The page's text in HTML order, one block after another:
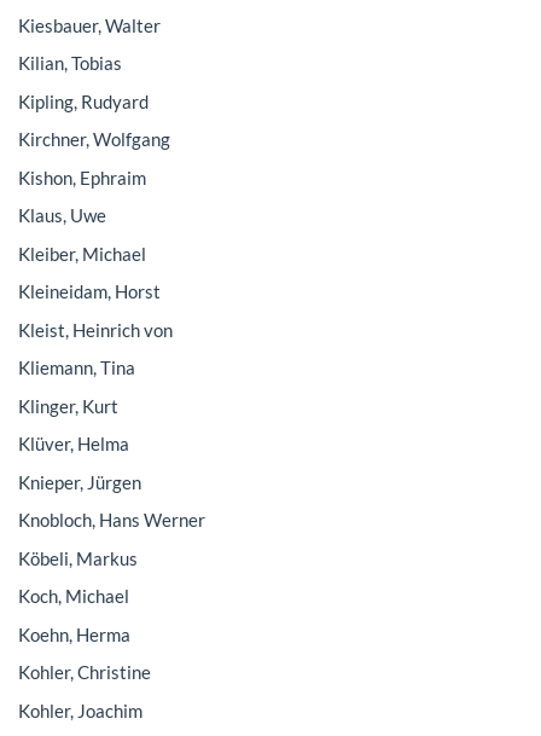
Kiesbauer, Walter
Kilian, Tobias
Kipling, Rudyard
Kirchner, Wolfgang
Kishon, Ephraim
Klaus, Uwe
Kleiber, Michael
Kleineidam, Horst
Kleist, Heinrich von
Kliemann, Tina
Klinger, Kurt
Klüver, Helma
Knieper, Jürgen
Knobloch, Hans Werner
Köbeli, Markus
Koch, Michael
Koehn, Herma
Kohler, Christine
Kohler, Joachim